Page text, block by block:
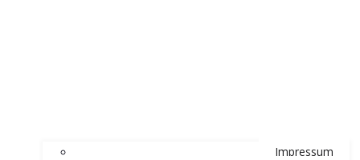
Impressum